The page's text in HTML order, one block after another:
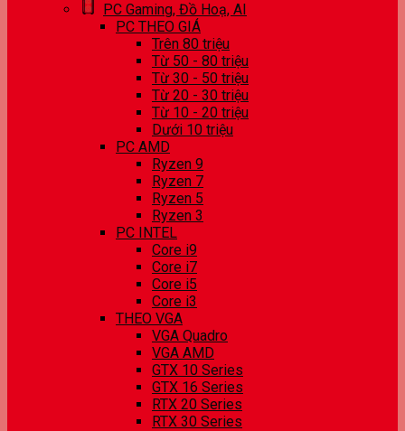
PC Gaming, Đồ Hoạ, AI
PC THEO GIÁ
Trên 80 triệu
Từ 50 - 80 triệu
Từ 30 - 50 triệu
Từ 20 - 30 triệu
Từ 10 - 20 triệu
Dưới 10 triệu
PC AMD
Ryzen 9
Ryzen 7
Ryzen 5
Ryzen 3
PC INTEL
Core i9
Core i7
Core i5
Core i3
THEO VGA
VGA Quadro
VGA AMD
GTX 10 Series
GTX 16 Series
RTX 20 Series
RTX 30 Series